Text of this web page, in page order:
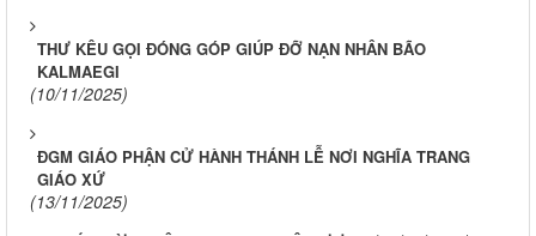
THƯ KÊU GỌI ĐÓNG GÓP GIÚP ĐỠ NẠN NHÂN BÃO
KALMAEGI
(10/11/2025)
ĐGM GIÁO PHẬN CỬ HÀNH THÁNH LỄ NƠI NGHĨA TRANG
GIÁO XỨ
(13/11/2025)